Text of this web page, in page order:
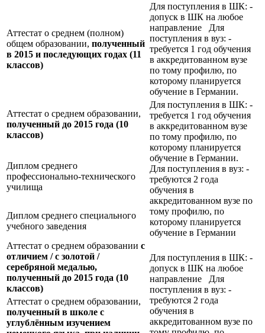
Аттестат о среднем (полном)
общем образовании, полученный
в 2015 и последующих годах (11
классов)
Для поступления в ШК: -
допуск в ШК на любое
направление Для
поступления в вуз: -
требуется 1 год обучения
в аккредитованном вузе
по тому профилю, по
которому планируется
обучение в Германии.
Аттестат о среднем образовании,
полученный до 2015 года (10
классов)
Для поступления в ШК: -
требуется 1 год обучения
в аккредитованном вузе
по тому профилю, по
которому планируется
обучение в Германии.
Для поступления в вуз: -
требуются 2 года
обучения в
аккредитованном вузе по
тому профилю, по
которому планируется
обучение в Германии
Диплом среднего
профессионально-технического
училища
Диплом среднего специального
учебного заведения
Аттестат о среднем образовании с
отличием / с золотой /
серебряной медалью,
полученный до 2015 года (10
классов)
Для поступления в ШК: -
допуск в ШК на любое
направление Для
поступления в вуз: -
требуются 2 года
обучения в
аккредитованном вузе по
Аттестат о среднем образовании,
полученный в школе с
углублённым изучением